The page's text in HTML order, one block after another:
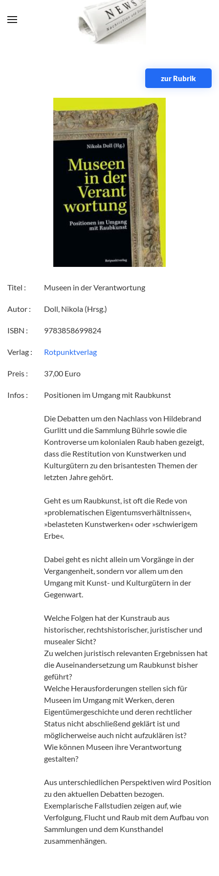
Zum Hauptinhalt springen
zur Rubrik
Titel : Museen in der Verantwortung
Autor : Doll, Nikola (Hrsg.)
ISBN : 9783858699824
Verlag : Rotpunktverlag
Preis : 37,00 Euro
Infos : Positionen im Umgang mit Raubkunst
Die Debatten um den Nachlass von Hildebrand
Gurlitt und die Sammlung Bührle sowie die
Kontroverse um kolonialen Raub haben gezeigt,
dass die Restitution von Kunstwerken und
Kulturgütern zu den brisantesten Themen der
letzten Jahre gehört.
Geht es um Raubkunst, ist oft die Rede von
»problematischen Eigentumsverhältnissen«,
»belasteten Kunstwerken« oder »schwierigem
Erbe«.
Dabei geht es nicht allein um Vorgänge in der
Vergangenheit, sondern vor allem um den
Umgang mit Kunst- und Kulturgütern in der
Gegenwart.
Welche Folgen hat der Kunstraub aus
historischer, rechtshistorischer, juristischer und
musealer Sicht?
Zu welchen juristisch relevanten Ergebnissen hat
die Auseinandersetzung um Raubkunst bisher
geführt?
Welche Herausforderungen stellen sich für
Museen im Umgang mit Werken, deren
Eigentümergeschichte und deren rechtlicher
Status nicht abschließend geklärt ist und
möglicherweise auch nicht aufzuklären ist?
Wie können Museen ihre Verantwortung
gestalten?
Aus unterschiedlichen Perspektiven wird Position
zu den aktuellen Debatten bezogen.
Exemplarische Fallstudien zeigen auf, wie
Verfolgung, Flucht und Raub mit dem Aufbau von
Sammlungen und dem Kunsthandel
zusammenhängen.